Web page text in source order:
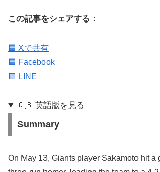
この記事をシェアする：
🟦 Xで共有
🟦 Facebook
🟩 LINE
🇬🇧 英語版を見る
Summary
On May 13, Giants player Sakamoto hit a